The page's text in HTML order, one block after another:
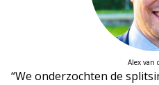
Alex van
“We onderzochten de